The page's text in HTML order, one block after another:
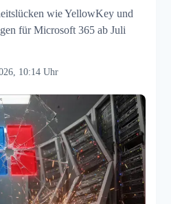
wie YellowKey und
für Microsoft 365 ab Juli
10:14 Uhr